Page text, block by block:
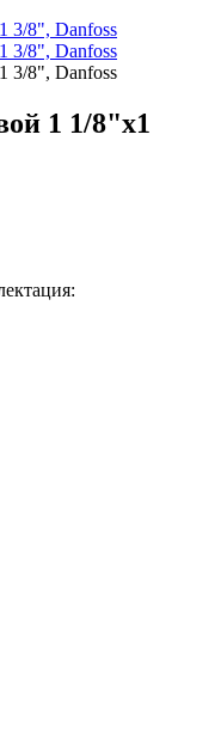
1 1/8"x1